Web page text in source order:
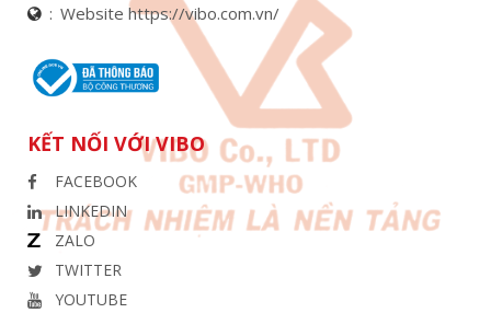
Website https://vibo.com.vn/
KẾT NỐI VỚI VIBO
FACEBOOK
LINKEDIN
ZALO
TWITTER
YOUTUBE